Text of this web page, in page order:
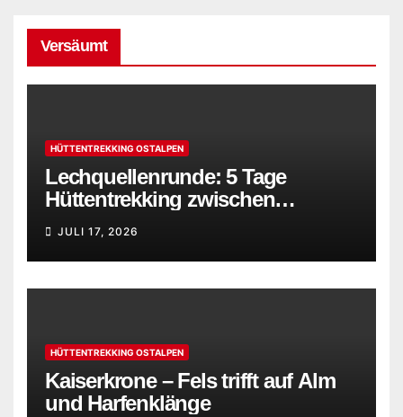
Versäumt
HÜTTENTREKKING OSTALPEN
Lechquellenrunde: 5 Tage
Hüttentrekking zwischen
Bregenzerwald und Lechtaler
Alpen
JULI 17, 2026
HÜTTENTREKKING OSTALPEN
Kaiserkrone – Fels trifft auf Alm
und Harfenklänge